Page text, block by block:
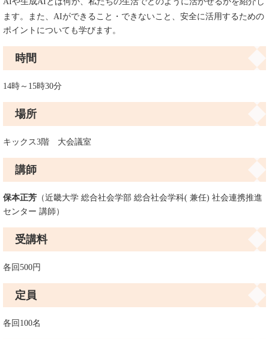
ます。また、AIができること・できないこと、安全に活用するための
ポイントについても学びます。
時間
14時～15時30分
場所
キックス3階 大会議室
講師
保本正芳 （近畿大学 総合社会学部 総合社会学科( 兼任) 社会連携推進
センター 講師）​
受講料
各回500円
定員
各回100名